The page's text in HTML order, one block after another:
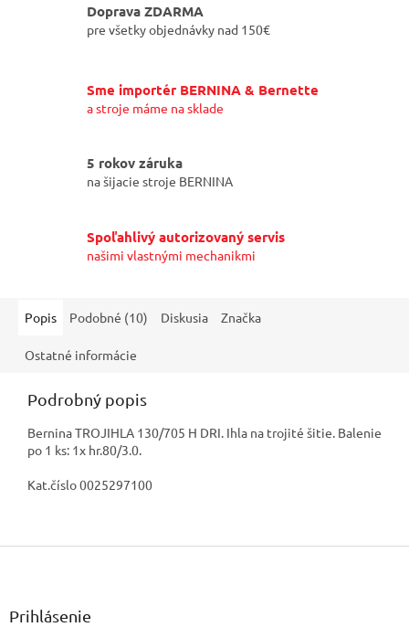
Doprava ZDARMA
pre všetky objednávky nad 150€
Sme importér BERNINA & Bernette
a stroje máme na sklade
5 rokov záruka
na šijacie stroje BERNINA
Spoľahlivý autorizovaný servis
našimi vlastnými mechanikmi
Popis Podobné (10) Diskusia Značka
Ostatné informácie
Podrobný popis
Bernina TROJIHLA 130/705 H DRI. Ihla na trojité šitie. Balenie
po 1 ks: 1x hr.80/3.0.
Kat.číslo 0025297100
Prihlásenie